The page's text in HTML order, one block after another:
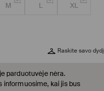
M L XL
Raskite savo dydį
parduotuvėje nėra.
informuosime, kai jis bus